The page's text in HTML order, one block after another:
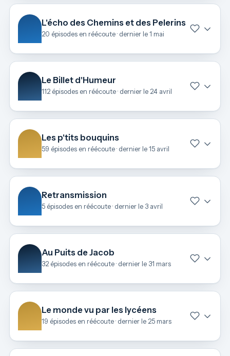
L'écho des Chemins et des Pelerins
20 épisodes en réécoute · dernier le 1 mai
Le Billet d'Humeur
112 épisodes en réécoute · dernier le 24 avril
Les p'tits bouquins
59 épisodes en réécoute · dernier le 15 avril
Retransmission
5 épisodes en réécoute · dernier le 3 avril
Au Puits de Jacob
32 épisodes en réécoute · dernier le 31 mars
Le monde vu par les lycéens
19 épisodes en réécoute · dernier le 25 mars